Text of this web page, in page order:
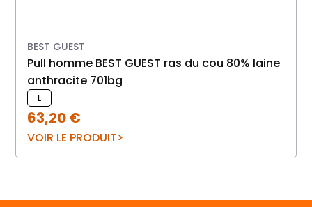
BEST GUEST
pull homme BEST GUEST ras du cou 80% laine
anthracite 701bg
L
63,20€
VOIR LE PRODUIT